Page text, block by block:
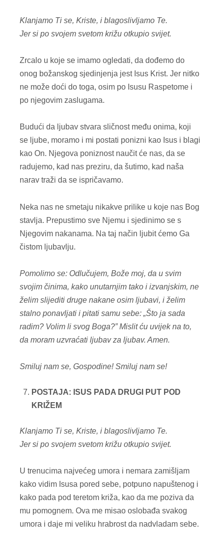
Klanjamo Ti se, Kriste, i blagoslivljamo Te.
Jer si po svojem svetom križu otkupio svijet.
Zrcalo u koje se imamo ogledati, da dođemo do
onog božanskog sjedinjenja jest Isus Krist. Jer nitko
ne može doći do toga, osim po Isusu Raspetome i
po njegovim zaslugama.
Budući da ljubav stvara sličnost među onima, koji
se ljube, moramo i mi postati ponizni kao Isus i blagi
kao On. Njegova poniznost naučit će nas, da se
radujemo, kad nas preziru, da šutimo, kad naša
narav traži da se ispričavamo.
Neka nas ne smetaju nikakve prilike u koje nas Bog
stavlja. Prepustimo sve Njemu i sjedinimo se s
Njegovim nakanama. Na taj način ljubit ćemo Ga
čistom ljubavlju.
Pomolimo se: Odlučujem, Bože moj, da u svim
svojim činima, kako unutarnjim tako i izvanjskim, ne
želim slijediti druge nakane osim ljubavi, i želim
stalno ponavljati i pitati samu sebe: „Što ja sada
radim? Volim li svog Boga?” Mislit ću uvijek na to,
da moram uzvraćati ljubav za ljubav. Amen.
Smiluj nam se, Gospodine!Smiluj nam se!
POSTAJA: ISUS PADA DRUGI PUT POD
KRIŽEM
Klanjamo Ti se, Kriste, i blagoslivljamo Te.
Jer si po svojem svetom križu otkupio svijet.
U trenucima najvećeg umora i nemara zamišljam
kako vidim Isusa pored sebe, potpuno napuštenog i
kako pada pod teretom križa, kao da me poziva da
mu pomognem. Ova me misao oslobađa svakog
umora i daje mi veliku hrabrost da nadvladam sebe.